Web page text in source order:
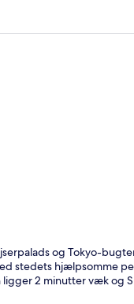
og Tokyo-
stedets hjælpsomme
2 minutter væk og